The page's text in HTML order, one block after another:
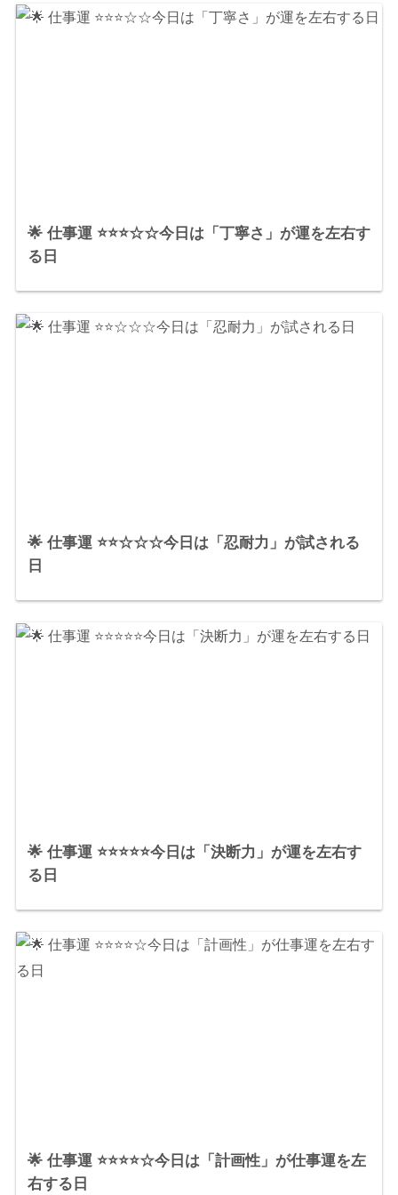
🌟 仕事運 ⭐⭐⭐☆☆今日は「丁寧さ」が運を左右す
る日
🌟 仕事運 ⭐⭐☆☆☆今日は「忍耐力」が試される
日
🌟 仕事運 ⭐⭐⭐⭐⭐今日は「決断力」が運を左右す
る日
🌟 仕事運 ⭐⭐⭐⭐☆今日は「計画性」が仕事運を左
右する日